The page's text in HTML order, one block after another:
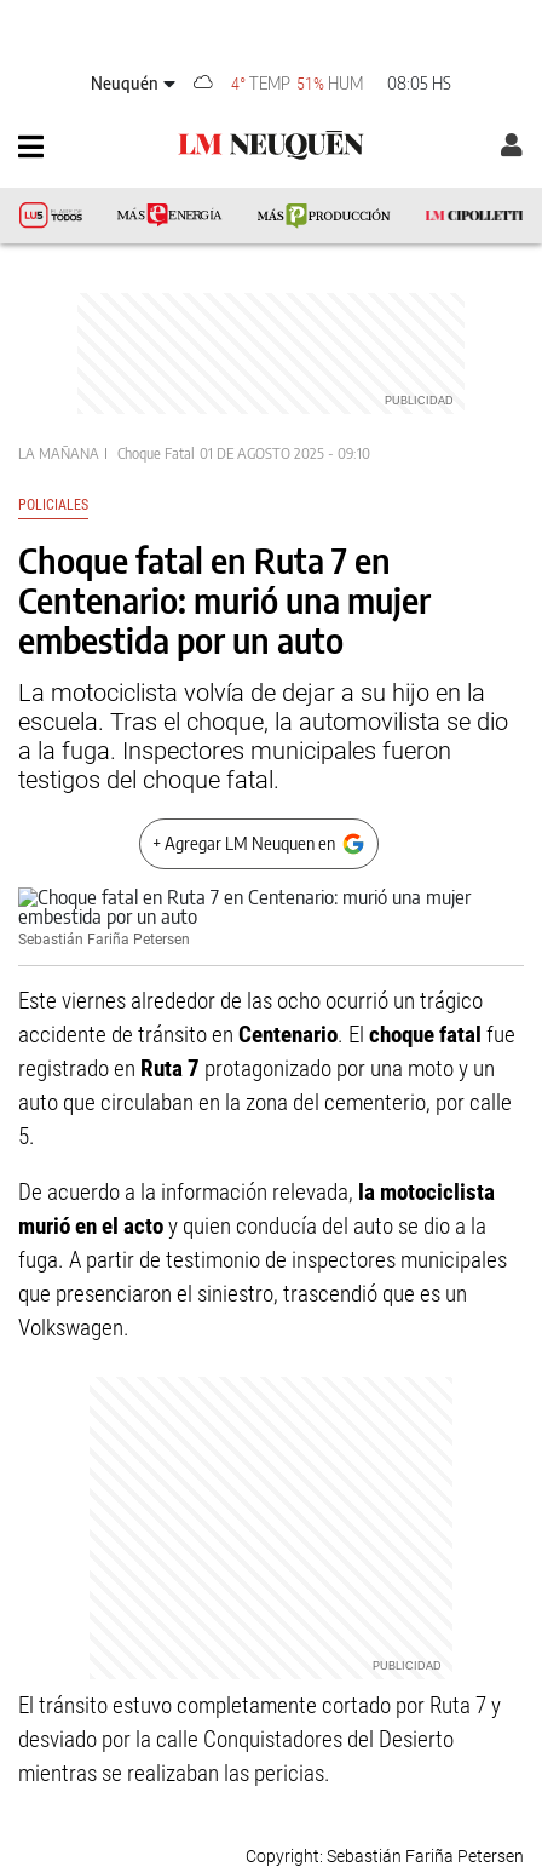
Neuquén 4°TEMP 51% HUM 08:05 HS
LA MAÑANA Choque Fatal 01 DE AGOSTO 2025 - 09:10
POLICIALES
Choque fatal en Ruta 7 en
Centenario: murió una mujer
embestida por un auto
La motociclista volvía de dejar a su hijo en la
escuela. Tras el choque, la automovilista se dio
a la fuga. Inspectores municipales fueron
testigos del choque fatal.
+ Agregar LM Neuquen en
Sebastián Fariña Petersen
Este viernes alrededor de las ocho ocurrió un trágico
accidente de tránsito en Centenario. El choque fatal fue
registrado en Ruta 7 protagonizado por una moto y un
auto que circulaban en la zona del cementerio, por calle
5.
De acuerdo a la información relevada, la motociclista
murió en el actoy quien conducía del auto se dio a la
fuga. A partir de testimonio de inspectores municipales
que presenciaron el siniestro, trascendió que es un
Volkswagen.
El tránsito estuvo completamente cortado por Ruta 7 y
desviado por la calle Conquistadores del Desierto
mientras se realizaban las pericias.
Sebastián Fariña Petersen